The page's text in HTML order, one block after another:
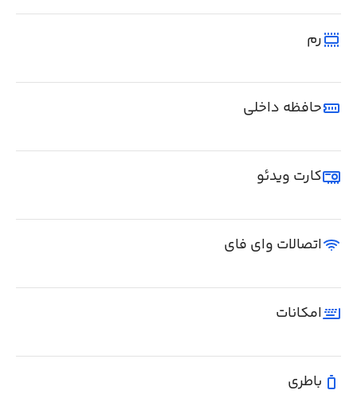
رم
حافظه داخلی
کارت ویدئو
اتصالات وای فای
امکانات
باطری